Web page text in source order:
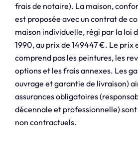
frais de notaire). La maison,
est proposée avec un contrat de
maison individuelle, régi par la loi
1990, au prix de 149447 €. Le prix
comprend pas les peintures, les
options et les frais annexes. Les
ouvrage et garantie de livraison)
assurances obligatoires
décennale et professionnelle) sont
non contractuels.